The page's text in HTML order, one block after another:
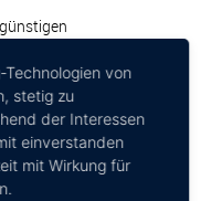
„Fracking“,
Öl aus
einen nachhaltigen
die expansive
könnte zudem eine
exportorientierte
(4,58 %( 6,10 %p.a.) seit
von
stetig zu
der Interessen
einverstanden
mit Wirkung für